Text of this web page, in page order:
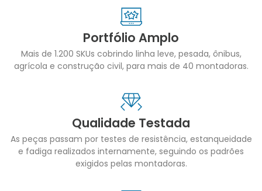
Portfólio Amplo
Mais de 1.200 SKUs cobrindo linha leve, pesada, ônibus,
agrícola e construção civil, para mais de 40 montadoras.
Qualidade Testada
As peças passam por testes de resistência, estanqueidade
e fadiga realizados internamente, seguindo os padrões
exigidos pelas montadoras.